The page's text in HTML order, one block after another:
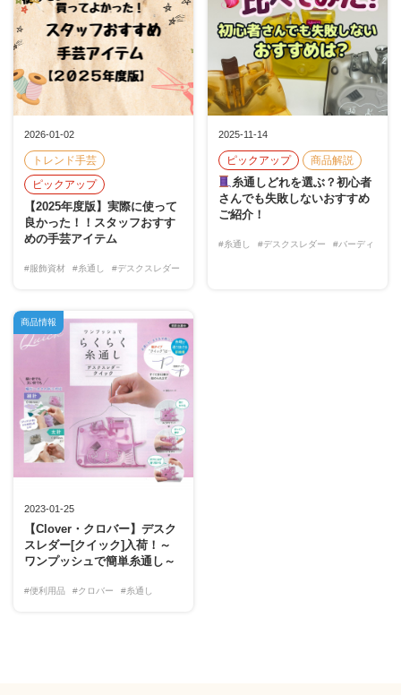
2026-01-02
トレンド手芸
ピックアップ
【2025年度版】実際に使って
良かった！！スタッフおすす
めの手芸アイテム
#服飾資材 #糸通し #デスクスレダー
2025-11-14
ピックアップ 商品解説
糸通しどれを選ぶ？初心者
さんでも失敗しないおすすめ
ご紹介！
#糸通し #デスクスレダー #バーディ
2023-01-25
【Clover・クロバー】デスク
スレダー[クイック]入荷！～
ワンプッシュで簡単糸通し～
#便利用品 #クロバー #糸通し
商品情報